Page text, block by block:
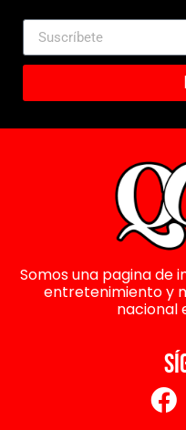
Somos una pagina de
entretenimiento y
nacional